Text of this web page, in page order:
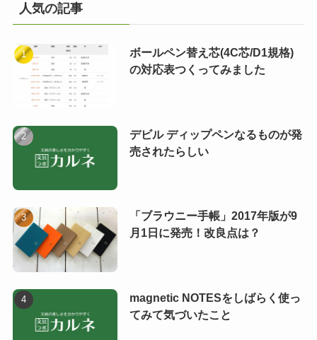
人気の記事
ボールペン替え芯(4C芯/D1規格)
の対応表つくってみました
デビル ディップペンなるものが発
売されたらしい
「ブラウニー手帳」2017年版が9
月1日に発売！改良点は？
magnetic NOTESをしばらく使っ
てみて気づいたこと